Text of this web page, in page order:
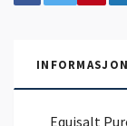
INFORMASJON
Equisalt